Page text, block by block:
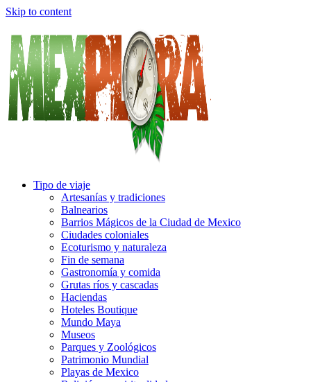
Skip to content
Tipo de viaje
Artesanías y tradiciones
Balnearios
Barrios Mágicos de la Ciudad de Mexico
Ciudades coloniales
Ecoturismo y naturaleza
Fin de semana
Gastronomía y comida
Grutas ríos y cascadas
Haciendas
Hoteles Boutique
Mundo Maya
Museos
Parques y Zoológicos
Patrimonio Mundial
Playas de Mexico